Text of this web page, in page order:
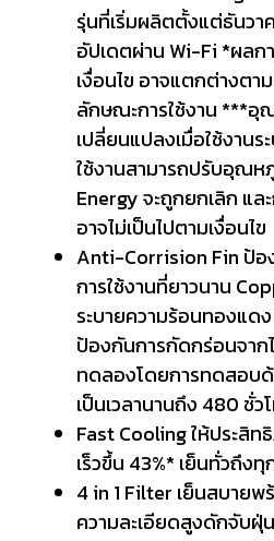
รุ่นที่เริ่มผลิตตั้งแต่ธันวา
อัปเดตผ่าน Wi-Fi *ผลก
เงื่อนไข อาจแตกต่างต
ลักษณะการใช้งาน ***อุ
เปลี่ยนแปลงเมื่อใช้งาน
ใช้งานสามารถปรับอุณห
Energy จะถูกยกเลิก แ
อาจไม่เป็นไปตามเงื่อนไข
Anti-Corrision Fin ป้อ
การใช้งานที่ยาวนาน
ระบายความร้อนทองแด
ป้องกันการกัดกร่อนจาก
ทดลองโดยการทดสอบด้
เป็นเวลานานถึง 480 ชั่ว
Fast Cooling ให้ประสิท
เร็วขึ้น 43%* เย็นทั่วถึง
4 in 1 Filter เย็นสบาย
ความละเอียดสูงดักจับฝุ่